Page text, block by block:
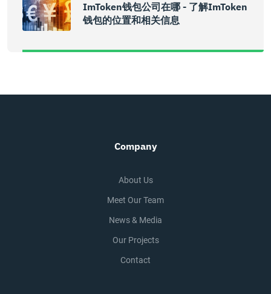
ImToken钱包公司在哪 - 了解imToken
钱包的位置和相关信息
Company
About Us
Meet Our Team
News & Media
Our Projects
Contact